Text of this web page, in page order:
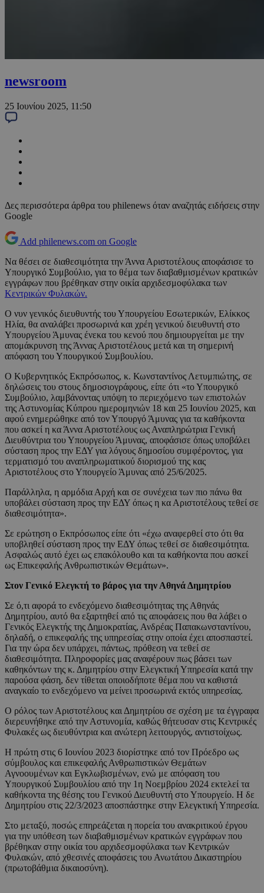
newsroom
25 Ιουνίου 2025, 11:50
Δες περισσότερα άρθρα του philenews όταν αναζητάς ειδήσεις στην
Google
Add philenews.com on Google
Να θέσει σε διαθεσιμότητα την Άννα Αριστοτέλους αποφάσισε το
Υπουργικό Συμβούλιο, για το θέμα των διαβαθμισμένων κρατικών
εγγράφων που βρέθηκαν στην οικία αρχιδεσμοφύλακα των
Κεντρικών Φυλακών.
Ο νυν γενικός διευθυντής του Υπουργείου Εσωτερικών, Ελίκκος
Ηλία, θα αναλάβει προσωρινά και χρέη γενικού διευθυντή στο
Υπουργείου Άμυνας ένεκα του κενού που δημιουργείται με την
απομάκρυνση της Άννας Αριστοτέλους μετά και τη σημερινή
απόφαση του Υπουργικού Συμβουλίου.
Ο Κυβερνητικός Εκπρόσωπος, κ. Κωνσταντίνος Λετυμπιώτης, σε
δηλώσεις του στους δημοσιογράφους, είπε ότι «το Υπουργικό
Συμβούλιο, λαμβάνοντας υπόψη το περιεχόμενο των επιστολών
της Αστυνομίας Κύπρου ημερομηνιών 18 και 25 Ιουνίου 2025, και
αφού ενημερώθηκε από τον Υπουργό Άμυνας για τα καθήκοντα
που ασκεί η κα Άννα Αριστοτέλους ως Αναπληρώτρια Γενική
Διευθύντρια του Υπουργείου Άμυνας, αποφάσισε όπως υποβάλει
σύσταση προς την ΕΔΥ για λόγους δημοσίου συμφέροντος, για
τερματισμό του αναπληρωματικού διορισμού της κας
Αριστοτέλους στο Υπουργείο Άμυνας από 25/6/2025.
Παράλληλα, η αρμόδια Αρχή και σε συνέχεια των πιο πάνω θα
υποβάλει σύσταση προς την ΕΔΥ όπως η κα Αριστοτέλους τεθεί σε
διαθεσιμότητα».
Σε ερώτηση ο Εκπρόσωπος είπε ότι «έχω αναφερθεί στο ότι θα
υποβληθεί σύσταση προς την ΕΔΥ όπως τεθεί σε διαθεσιμότητα.
Ασφαλώς αυτό έχει ως επακόλουθο και τα καθήκοντα που ασκεί
ως Επικεφαλής Ανθρωπιστικών Θεμάτων».
Στον Γενικό Ελεγκτή το βάρος για την Αθηνά Δημητρίου
Σε ό,τι αφορά το ενδεχόμενο διαθεσιμότητας της Αθηνάς
Δημητρίου, αυτό θα εξαρτηθεί από τις αποφάσεις που θα λάβει ο
Γενικός Ελεγκτής της Δημοκρατίας, Ανδρέας Παπακωνσταντίνου,
δηλαδή, ο επικεφαλής της υπηρεσίας στην οποία έχει αποσπαστεί.
Για την ώρα δεν υπάρχει, πάντως, πρόθεση να τεθεί σε
διαθεσιμότητα. Πληροφορίες μας αναφέρουν πως βάσει των
καθηκόντων της κ. Δημητρίου στην Ελεγκτική Υπηρεσία κατά την
παρούσα φάση, δεν τίθεται οποιοδήποτε θέμα που να καθιστά
αναγκαίο το ενδεχόμενο να μείνει προσωρινά εκτός υπηρεσίας.
Ο ρόλος των Αριστοτέλους και Δημητρίου σε σχέση με τα έγγραφα
διερευνήθηκε από την Αστυνομία, καθώς θήτευσαν στις Κεντρικές
Φυλακές ως διευθύντρια και ανώτερη λειτουργός, αντιστοίχως.
Η πρώτη στις 6 Ιουνίου 2023 διορίστηκε από τον Πρόεδρο ως
σύμβουλος και επικεφαλής Ανθρωπιστικών Θεμάτων
Αγνοουμένων και Εγκλωβισμένων, ενώ με απόφαση του
Υπουργικού Συμβουλίου από την 1η Νοεμβρίου 2024 εκτελεί τα
καθήκοντα της θέσης του Γενικού Διευθυντή στο Υπουργείο. Η δε
Δημητρίου στις 22/3/2023 αποσπάστηκε στην Ελεγκτική Υπηρεσία.
Στο μεταξύ, ποσώς επηρεάζεται η πορεία του ανακριτικού έργου
για την υπόθεση των διαβαθμισμένων κρατικών εγγράφων που
βρέθηκαν στην οικία του αρχιδεσμοφύλακα των Κεντρικών
Φυλακών, από χθεσινές αποφάσεις του Ανωτάτου Δικαστηρίου
(πρωτοβάθμια δικαιοσύνη).